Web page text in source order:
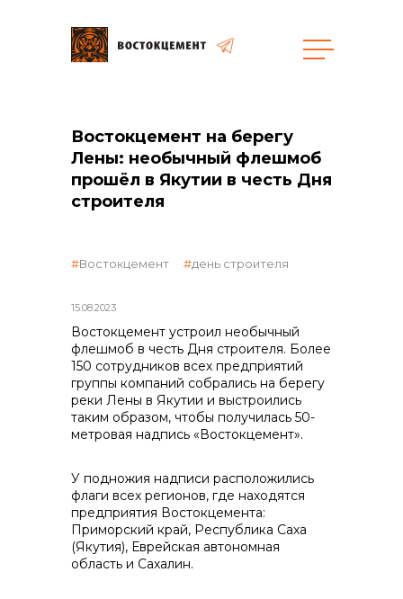
Закупки
общая информация
объявленные закупки
реализация неликвидов
контакты отдела закупок
Востокцемент на берегу
Лены: необычный флешмоб
прошёл в Якутии в честь Дня
строителя
15.08.2023
Востокцемент день строителя
Востокцемент устроил необычный
флешмоб в честь Дня строителя. Более
150 сотрудников всех предприятий
группы компаний собрались на берегу
реки Лены в Якутии и выстроились
таким образом, чтобы получилась 50-
метровая надпись «Востокцемент».
У подножия надписи расположились
флаги всех регионов, где находятся
предприятия Востокцемента:
Приморский край, Республика Саха
(Якутия), Еврейская автономная
область и Сахалин.